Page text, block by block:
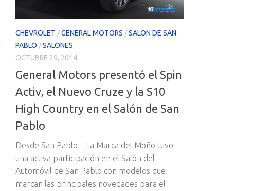
CHEVROLET /GENERAL MOTORS /SALON DE SAN
PABLO /SALONES
OCTUBRE 29, 2014
General Motors presentó el Spin
Activ, el Nuevo Cruze y la S10
High Country en el Salón de San
Pablo
Desde San Pablo – La Marca del Moño tuvo
una activa participación en el Salón del
Automóvil de San Pablo con modelos que
marcan las principales novedades para el